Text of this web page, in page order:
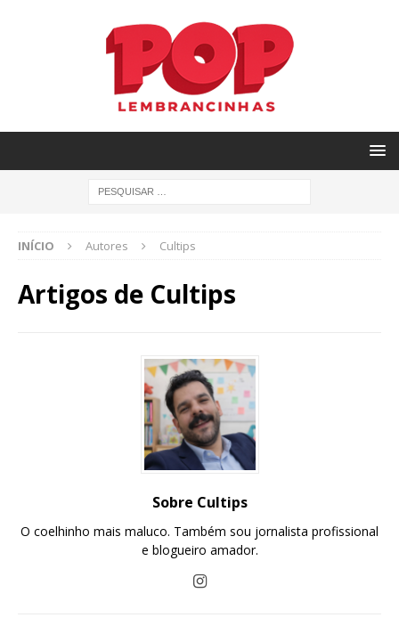
INÍCIO Autores Cultips
Artigos de Cultips
Sobre Cultips
O coelhinho mais maluco. Também sou jornalista profissional
e blogueiro amador.